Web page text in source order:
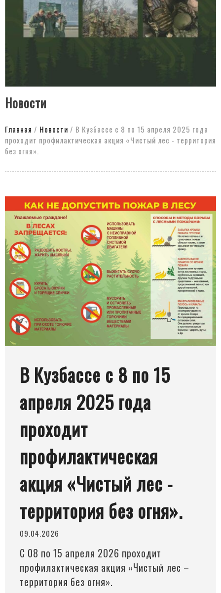
Новости
Главная / Новости / В Кузбассе с 8 по 15 апреля 2025 года
проходит профилактическая акция «Чистый лес - территория
без огня».
В Кузбассе с 8 по 15
апреля 2025 года
проходит
профилактическая
акция «Чистый лес -
территория без огня».
09.04.2026
С 08 по 15 апреля 2026 проходит
профилактическая акция «Чистый лес –
территория без огня».